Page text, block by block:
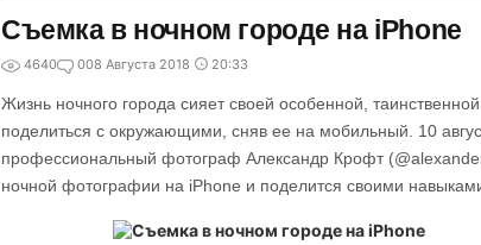
Съемка в ночном городе на iPhone
4640 008 Августа 2018 20:33
Жизнь ночного города сияет своей особенной,
поделиться с окружающими, сняв ее на мобильный. 10
профессиональный фотограф Александр Крофт
ночной фотографии на iPhone и поделится своими